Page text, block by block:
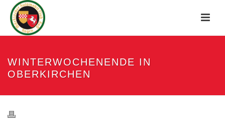
WINTERWOCHENENDE IN
OBERKIRCHEN